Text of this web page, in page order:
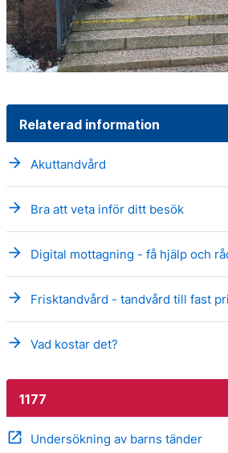
Relaterad information
arrow_forward Akuttandvård
arrow_forward Bra att veta inför ditt besök
arrow_forward Digital mottagning - få hjälp och
arrow_forward Frisktandvård - tandvård till fast
arrow_forward Vad kostar det?
1177
open_in_new Undersökning av barns tänder